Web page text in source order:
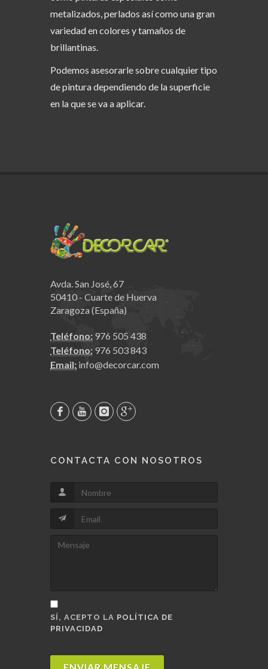
metalizados, perlados así como una gran
variedad en colores y tamaños de
brillantinas.
Podemos asesorarle sobre cualquier tipo
de pintura dependiendo de la superficie
en la que se va a aplicar.
Avda. San José, 67
50410 - Cuarte de Huerva
Zaragoza (España)
Teléfono: 976 505 438
Teléfono: 976 503 843
Email: info@decorcar.com
CONTACTA CON NOSOTROS
SÍ, ACEPTO LA POLÍTICA DE
PRIVACIDAD